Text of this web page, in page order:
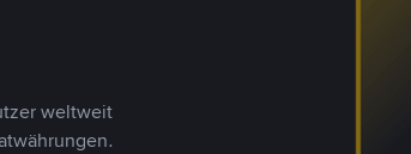
weltweit